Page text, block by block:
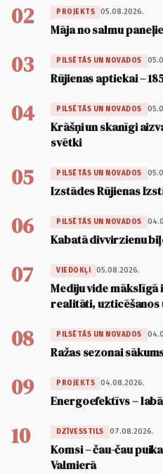
02 PROJEKTS 05.08.2026.
Māja no salmu
03 PILSĒTĀS UN NOVADOS
Rūjienas aptiekai –
04 PILSĒTĀS UN NOVADOS
Krāšņi un skanīgi
svētki
05 PILSĒTĀS UN NOVADOS
Izstādes Rūjienas
06 PILSĒTĀS UN NOVADOS
Kabatā divvirzienu
07 VIEDOKĻI 05.08.2026.
Mediju vide
realitāti, uzticēšanos
08 PILSĒTĀS UN NOVADOS
Ražas sezonai
09 PROJEKTS 04.08.2026.
Energoefektīvs –
10 DZĪVESSTILS 07.08.2026.
Komsi – čau-čau
Valmierā